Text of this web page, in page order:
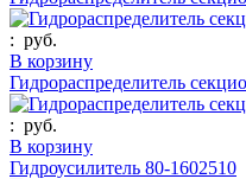
: руб.
В корзину
Гидрораспределитель
: руб.
В корзину
Гидроусилитель 80-1602510